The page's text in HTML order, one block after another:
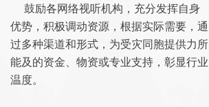
鼓励各网络视听机构，充分发挥自身
优势，积极调动资源，根据实际需要，通
过多种渠道和形式，为受灾同胞提供力所
能及的资金、物资或专业支持，彰显行业
温度。